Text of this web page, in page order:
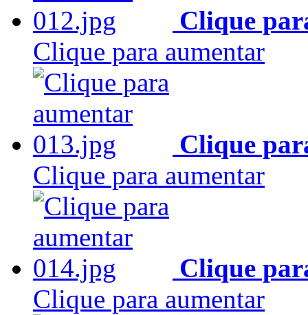
Clique
Clique para aumentar
Clique
Clique para aumentar
Clique
Clique para aumentar